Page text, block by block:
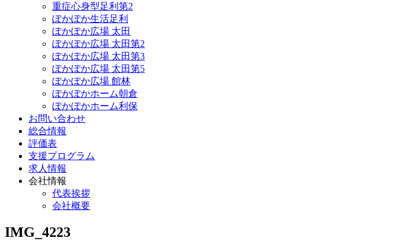
重症心身型足利第2
ぽかぽか生活足利
ぽかぽか広場 太田
ぽかぽか広場 太田第2
ぽかぽか広場 太田第3
ぽかぽか広場 太田第5
ぽかぽか広場 館林
ぽかぽかホーム朝倉
ぽかぽかホーム利保
お問い合わせ
総合情報
評価表
支援プログラム
求人情報
会社情報
代表挨拶
会社概要
IMG_4223